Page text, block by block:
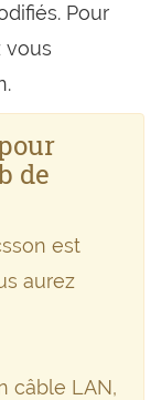
Pour
vous
de
est
aurez
câble LAN,